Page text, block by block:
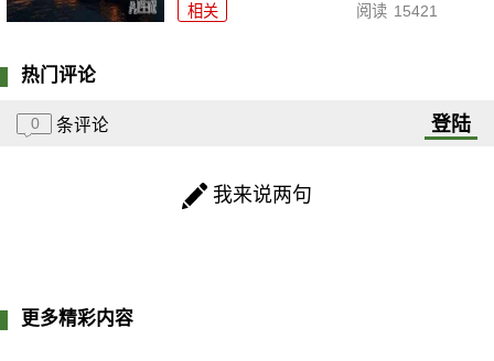
相关 阅读 15421
热门评论
0 条评论 登陆
我来说两句
更多精彩内容